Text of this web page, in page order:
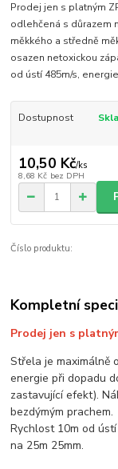
Prodej jen s platným
odlehčená s důrazem
měkkého a středně
osazen netoxickou
od ústí 485m/s,
Dostupnost
10,50 Kč/ks
8,68 Kč bez DPH
Číslo produktu:
Kompletní
Prodej jen s
Střela je maximálně
energie při dopadu
zastavující efekt).
bezdýmým prachem.
Rychlost 10m od
na 25m 25mm.